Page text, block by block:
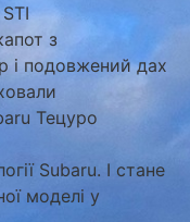
з
і подовжений дах
Тецуро
Subaru. І стане
моделі у